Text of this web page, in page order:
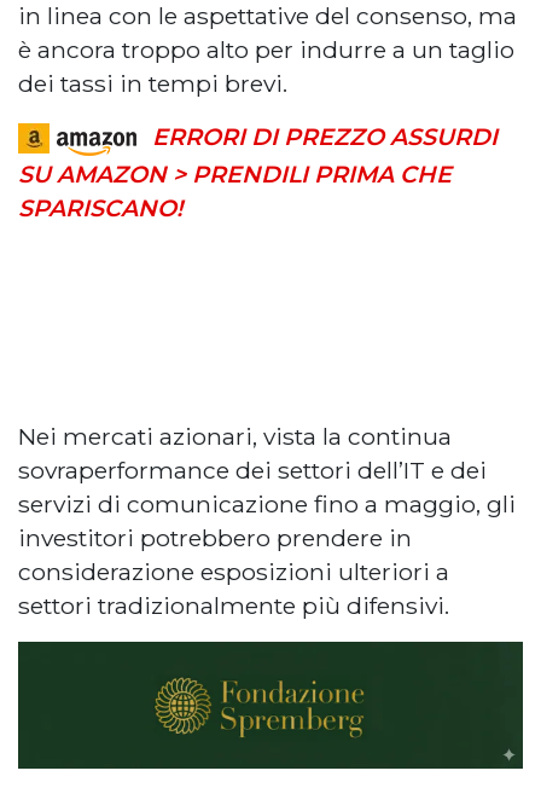
in linea con le aspettative del consenso, ma
è ancora troppo alto per indurre a un taglio
dei tassi in tempi brevi.
ERRORI DI PREZZO ASSURDI
SU AMAZON > PRENDILI PRIMA CHE
SPARISCANO!
Nei mercati azionari, vista la continua
sovraperformance dei settori dell’IT e dei
servizi di comunicazione fino a maggio, gli
investitori potrebbero prendere in
considerazione esposizioni ulteriori a
settori tradizionalmente più difensivi.